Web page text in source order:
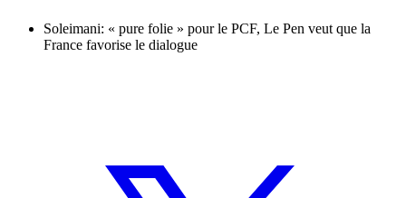
Soleimani: « pure folie » pour le PCF, Le Pen veut que la
France favorise le dialogue